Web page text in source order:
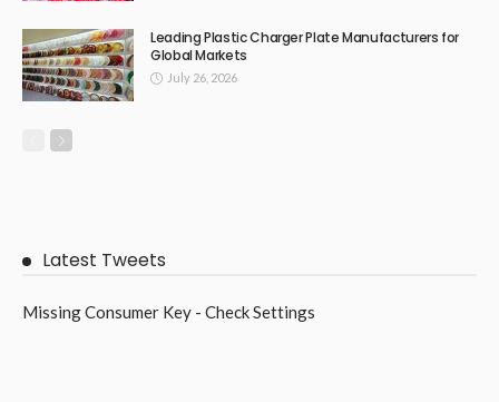
Leading Plastic Charger Plate Manufacturers for
Global Markets
July 26, 2026
Latest Tweets
Missing Consumer Key - Check Settings